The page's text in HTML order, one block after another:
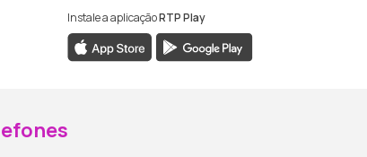
da RTP Madeira
da RTP Madeira
Instale a aplicaçãoRTP Play